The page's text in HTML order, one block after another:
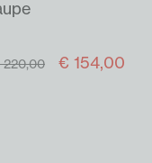
220,00 € 154,00